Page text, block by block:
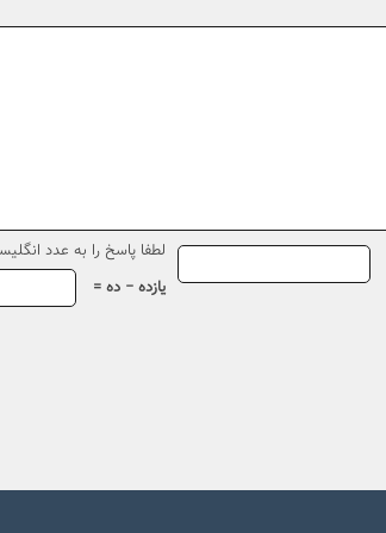
لطفا پاسخ را به عدد
یازده − ده =